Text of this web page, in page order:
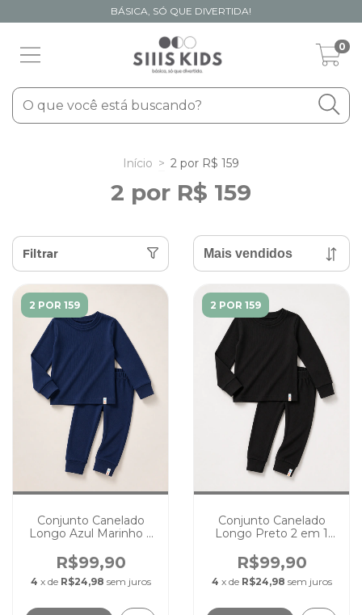
BÁSICA, SÓ QUE DIVERTIDA!
0
Início > 2 por R$ 159
2 por R$ 159
Filtrar
2 POR 159
Conjunto Canelado
Longo Azul Marinho 2
Cores Lisas
R$99,90
4 x de R$24,98 sem juros
2 POR 159
Conjunto Canelado
Longo Preto 2 em 1
Lisas
R$99,90
4 x de R$24,98 sem juros